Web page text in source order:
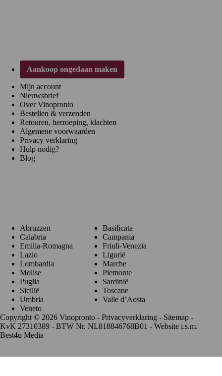
Aankoop ongedaan maken
Mijn account
Nieuwsbrief
Over Vinopronto
Bestellen & verzenden
Retouren, herroeping, klachten
Algemene voorwaarden
Privacy verklaring
Hulp nodig?
Blog
Abruzzen
Basilicata
Calabria
Campania
Emilia-Romagna
Friuli-Venezia
Lazio
Ligurië
Lombardia
Marche
Molise
Piemonte
Puglia
Sardinië
Sicilië
Toscane
Umbria
Valle d’Aosta
Veneto
Copyright © 2026 Vinopronto - Privacyverklaring - Sitemap -
KvK 27310389 - BTW Nr. NL818846768B01 - Website i.s.m.
Best4u Media